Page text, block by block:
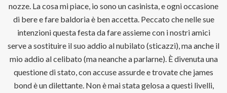
nozze. La cosa mi piace, io sono un casinista, e ogni occasione
di bere e fare baldoria è ben accetta. Peccato che nelle sue
intenzioni questa festa da fare assieme con i nostri amici
serve a sostituire il suo addio al nubilato (sticazzi), ma anche il
mio addio al celibato (ma neanche a parlarne). È divenuta una
questione di stato, con accuse assurde e trovate che james
bond è un dilettante. Non è mai stata gelosa a questi livelli,